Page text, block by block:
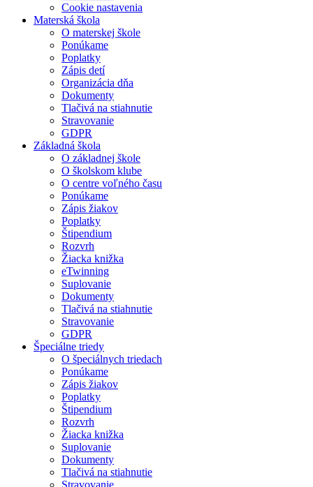
Cookie nastavenia
Materská škola
O materskej škole
Ponúkame
Poplatky
Zápis detí
Organizácia dňa
Dokumenty
Tlačivá na stiahnutie
Stravovanie
GDPR
Základná škola
O základnej škole
O školskom klube
O centre voľného času
Ponúkame
Zápis žiakov
Poplatky
Štipendium
Rozvrh
Žiacka knižka
eTwinning
Suplovanie
Dokumenty
Tlačivá na stiahnutie
Stravovanie
GDPR
Špeciálne triedy
O špeciálnych triedach
Ponúkame
Zápis žiakov
Poplatky
Štipendium
Rozvrh
Žiacka knižka
Suplovanie
Dokumenty
Tlačivá na stiahnutie
Stravovanie